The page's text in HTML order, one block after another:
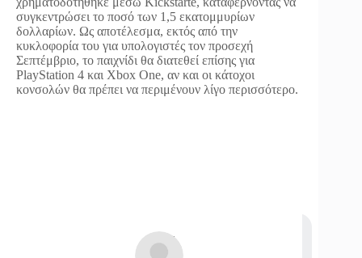
συγκεντρώσει το ποσό των 1,5 εκατομμυρίων
δολλαρίων. Ως αποτέλεσμα, εκτός από την
κυκλοφορία του για υπολογιστές τον προσεχή
Σεπτέμβριο, το παιχνίδι θα διατεθεί επίσης για
PlayStation 4 και Xbox One, αν και οι κάτοχοι
κονσολών θα πρέπει να περιμένουν λίγο περισσότερο.